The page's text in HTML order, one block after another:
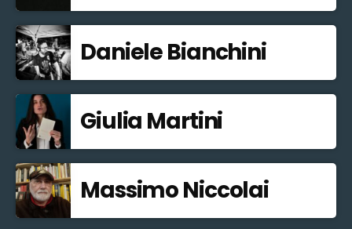
Daniele Bianchini
Giulia Martini
Massimo Niccolai